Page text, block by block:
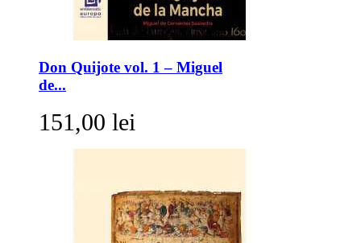
Don Quijote vol. 1 – Miguel
de...
151,00 lei